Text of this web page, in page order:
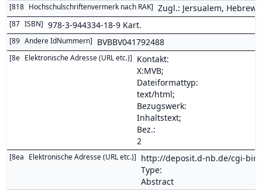
[818 Hochschulschriftenvermerk nach RAK] Zugl.: Jersualem, Hebrew
[87 ISBN] 978-3-944334-18-9 Kart.
[89 Andere IdNummern] BVBBV041792488
[8e Elektronische Adresse (URL etc.)] Kontakt:
X:MVB;
Dateiformattyp:
text/html;
Bezugswerk:
Inhaltstext;
Bez.:
2
[8ea Elektronische Adresse (URL etc.)] http://deposit.d-nb.de/cgi-bin/
Type:
Abstract